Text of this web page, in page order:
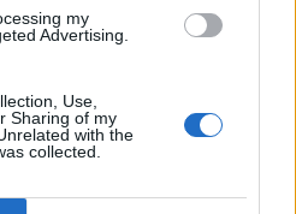
my
Advertising.
Use,
Sharing of my
with the
collected.
előfizetéses
tartalmazza:
2 év napon belüli